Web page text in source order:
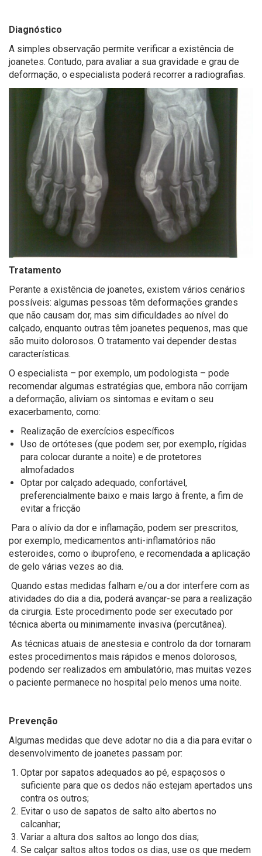
Diagnóstico
A simples observação permite verificar a existência de
joanetes. Contudo, para avaliar a sua gravidade e grau de
deformação, o especialista poderá recorrer a radiografias.
Tratamento
Perante a existência de joanetes, existem vários cenários
possíveis: algumas pessoas têm deformações grandes
que não causam dor, mas sim dificuldades ao nível do
calçado, enquanto outras têm joanetes pequenos, mas que
são muito dolorosos. O tratamento vai depender destas
características.
O especialista – por exemplo, um podologista – pode
recomendar algumas estratégias que, embora não corrijam
a deformação, aliviam os sintomas e evitam o seu
exacerbamento, como:
Realização de exercícios específicos
Uso de ortóteses (que podem ser, por exemplo, rígidas
para colocar durante a noite) e de protetores
almofadados
Optar por calçado adequado, confortável,
preferencialmente baixo e mais largo à frente, a fim de
evitar a fricção
Para o alívio da dor e inflamação, podem ser prescritos,
por exemplo, medicamentos anti-inflamatórios não
esteroides, como o ibuprofeno, e recomendada a aplicação
de gelo várias vezes ao dia.
Quando estas medidas falham e/ou a dor interfere com as
atividades do dia a dia, poderá avançar-se para a realização
da cirurgia. Este procedimento pode ser executado por
técnica aberta ou minimamente invasiva (percutânea).
As técnicas atuais de anestesia e controlo da dor tornaram
estes procedimentos mais rápidos e menos dolorosos,
podendo ser realizados em ambulatório, mas muitas vezes
o paciente permanece no hospital pelo menos uma noite.
Prevenção
Algumas medidas que deve adotar no dia a dia para evitar o
desenvolvimento de joanetes passam por:
Optar por sapatos adequados ao pé, espaçosos o
suficiente para que os dedos não estejam apertados uns
contra os outros;
Evitar o uso de sapatos de salto alto abertos no
calcanhar;
Variar a altura dos saltos ao longo dos dias;
Se calçar saltos altos todos os dias, use os que medem